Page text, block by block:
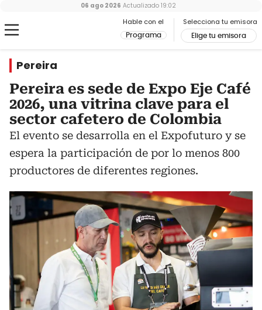
Hable con el
Programa
Selecciona tu emisora
Elige tu emisora
06 ago 2026 Actualizado 19:02
Pereira
Pereira es sede de Expo Eje Café
2026, una vitrina clave para el
sector cafetero de Colombia
El evento se desarrolla en el Expofuturo y se
espera la participación de por lo menos 800
productores de diferentes regiones.